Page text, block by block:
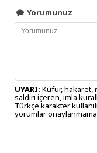
Yorumunuz
UYARI: Küfür, hakaret,
saldırı içeren, imla
Türkçe karakter
yorumlar